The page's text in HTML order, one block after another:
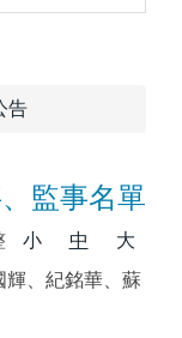
告
監事名單
小 中
大
輝、紀銘華、蘇